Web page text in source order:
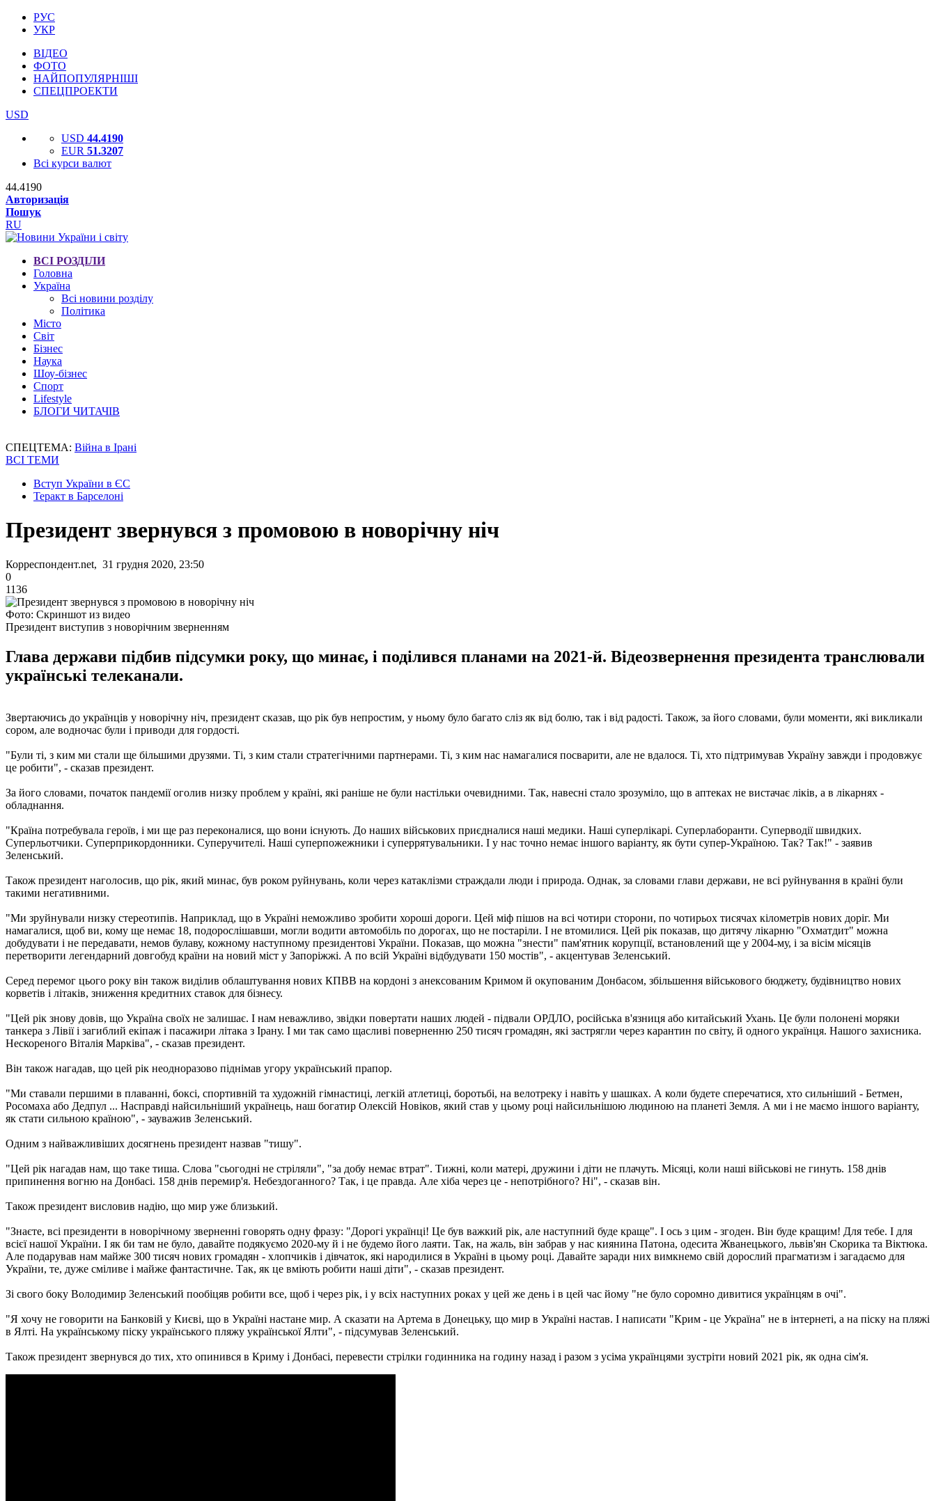
РУС
УКР
ВІДЕО
ФОТО
НАЙПОПУЛЯРНІШІ
СПЕЦПРОЕКТИ
USD
USD 44.4190
EUR 51.3207
Всі курси валют
44.4190
Авторизація
Пошук
RU
ВСІ РОЗДІЛИ
Головна
Україна
Всі новини розділу
Політика
Місто
Світ
Бізнес
Наука
Шоу-бізнес
Спорт
Lifestyle
БЛОГИ ЧИТАЧІВ
СПЕЦТЕМА: Війна в Ірані
ВСІ ТЕМИ
Вступ України в ЄС
Теракт в Барселоні
Президент звернувся з промовою в новорічну ніч
Корреспондент.net, 31 грудня 2020, 23:50
0
1136
Фото: Скриншот из видео
Президент виступив з новорічним зверненням
Глава держави підбив підсумки року, що минає, і поділився планами на 2021-й. Відеозвернення президента транслювали
українські телеканали.
Звертаючись до українців у новорічну ніч, президент сказав, що рік був непростим, у ньому було багато сліз як від болю, так і від радості. Також, за його словами, були моменти, які викликали
сором, але водночас були і приводи для гордості.
"Були ті, з ким ми стали ще більшими друзями. Ті, з ким стали стратегічними партнерами. Ті, з ким нас намагалися посварити, але не вдалося. Ті, хто підтримував Україну завжди і продовжує
це робити", - сказав президент.
За його словами, початок пандемії оголив низку проблем у країні, які раніше не були настільки очевидними. Так, навесні стало зрозуміло, що в аптеках не вистачає ліків, а в лікарнях -
обладнання.
"Країна потребувала героїв, і ми ще раз переконалися, що вони існують. До наших військових приєдналися наші медики. Наші суперлікарі. Суперлаборанти. Суперводії швидких.
Суперльотчики. Суперприкордонники. Суперучителі. Наші суперпожежники і суперрятувальники. І у нас точно немає іншого варіанту, як бути супер-Україною. Так? Так!" - заявив
Зеленський.
Також президент наголосив, що рік, який минає, був роком руйнувань, коли через катаклізми страждали люди і природа. Однак, за словами глави держави, не всі руйнування в країні були
такими негативними.
"Ми зруйнували низку стереотипів. Наприклад, що в Україні неможливо зробити хороші дороги. Цей міф пішов на всі чотири сторони, по чотирьох тисячах кілометрів нових доріг. Ми
намагалися, щоб ви, кому ще немає 18, подорослішавши, могли водити автомобіль по дорогах, що не постаріли. І не втомилися. Цей рік показав, що дитячу лікарню "Охматдит" можна
добудувати і не передавати, немов булаву, кожному наступному президентові України. Показав, що можна "знести" пам'ятник корупції, встановлений ще у 2004-му, і за вісім місяців
перетворити легендарний довгобуд країни на новий міст у Запоріжжі. А по всій Україні відбудувати 150 мостів", - акцентував Зеленський.
Серед перемог цього року він також виділив облаштування нових КПВВ на кордоні з анексованим Кримом й окупованим Донбасом, збільшення військового бюджету, будівництво нових
корветів і літаків, зниження кредитних ставок для бізнесу.
"Цей рік знову довів, що Україна своїх не залишає. І нам неважливо, звідки повертати наших людей - підвали ОРДЛО, російська в'язниця або китайський Ухань. Це були полонені моряки
танкера з Лівії і загиблий екіпаж і пасажири літака з Ірану. І ми так само щасливі поверненню 250 тисяч громадян, які застрягли через карантин по світу, й одного українця. Нашого захисника.
Нескореного Віталія Марківа", - сказав президент.
Він також нагадав, що цей рік неодноразово піднімав угору український прапор.
"Ми ставали першими в плаванні, боксі, спортивній та художній гімнастиці, легкій атлетиці, боротьбі, на велотреку і навіть у шашках. А коли будете сперечатися, хто сильніший - Бетмен,
Росомаха або Дедпул ... Насправді найсильніший українець, наш богатир Олексій Новіков, який став у цьому році найсильнішою людиною на планеті Земля. А ми і не маємо іншого варіанту,
як стати сильною країною", - зауважив Зеленський.
Одним з найважливіших досягнень президент назвав "тишу".
"Цей рік нагадав нам, що таке тиша. Слова "сьогодні не стріляли", "за добу немає втрат". Тижні, коли матері, дружини і діти не плачуть. Місяці, коли наші військові не гинуть. 158 днів
припинення вогню на Донбасі. 158 днів перемир'я. Небездоганного? Так, і це правда. Але хіба через це - непотрібного? Ні", - сказав він.
Також президент висловив надію, що мир уже близький.
"Знаєте, всі президенти в новорічному зверненні говорять одну фразу: "Дорогі українці! Це був важкий рік, але наступний буде краще". І ось з цим - згоден. Він буде кращим! Для тебе. І для
всієї нашої України. І як би там не було, давайте подякуємо 2020-му й і не будемо його лаяти. Так, на жаль, він забрав у нас киянина Патона, одесита Жванецького, львів'ян Скорика та Віктюка.
Але подарував нам майже 300 тисяч нових громадян - хлопчиків і дівчаток, які народилися в Україні в цьому році. Давайте заради них вимкнемо свій дорослий прагматизм і загадаємо для
України, те, дуже сміливе і майже фантастичне. Так, як це вміють робити наші діти", - сказав президент.
Зі свого боку Володимир Зеленський пообіцяв робити все, щоб і через рік, і у всіх наступних роках у цей же день і в цей час йому "не було соромно дивитися українцям в очі".
"Я хочу не говорити на Банковій у Києві, що в Україні настане мир. А сказати на Артема в Донецьку, що мир в Україні настав. І написати "Крим - це Україна" не в інтернеті, а на піску на пляжі
в Ялті. На українському піску українського пляжу української Ялти", - підсумував Зеленський.
Також президент звернувся до тих, хто опинився в Криму і Донбасі, перевести стрілки годинника на годину назад і разом з усіма українцями зустріти новий 2021 рік, як одна сім'я.